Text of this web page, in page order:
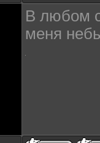
В любом
меня